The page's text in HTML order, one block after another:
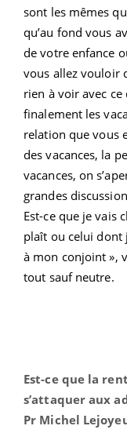
sont les mêmes
qu’au fond vous
de votre enfance
vous allez vouloir
rien à voir avec ce
finalement les
relation que vous
des vacances, la
vacances, on
grandes
Est-ce que je vais
plaît ou celui dont
à mon conjoint »,
tout sauf neutre.
Est-ce que la
s’attaquer aux
Pr Michel